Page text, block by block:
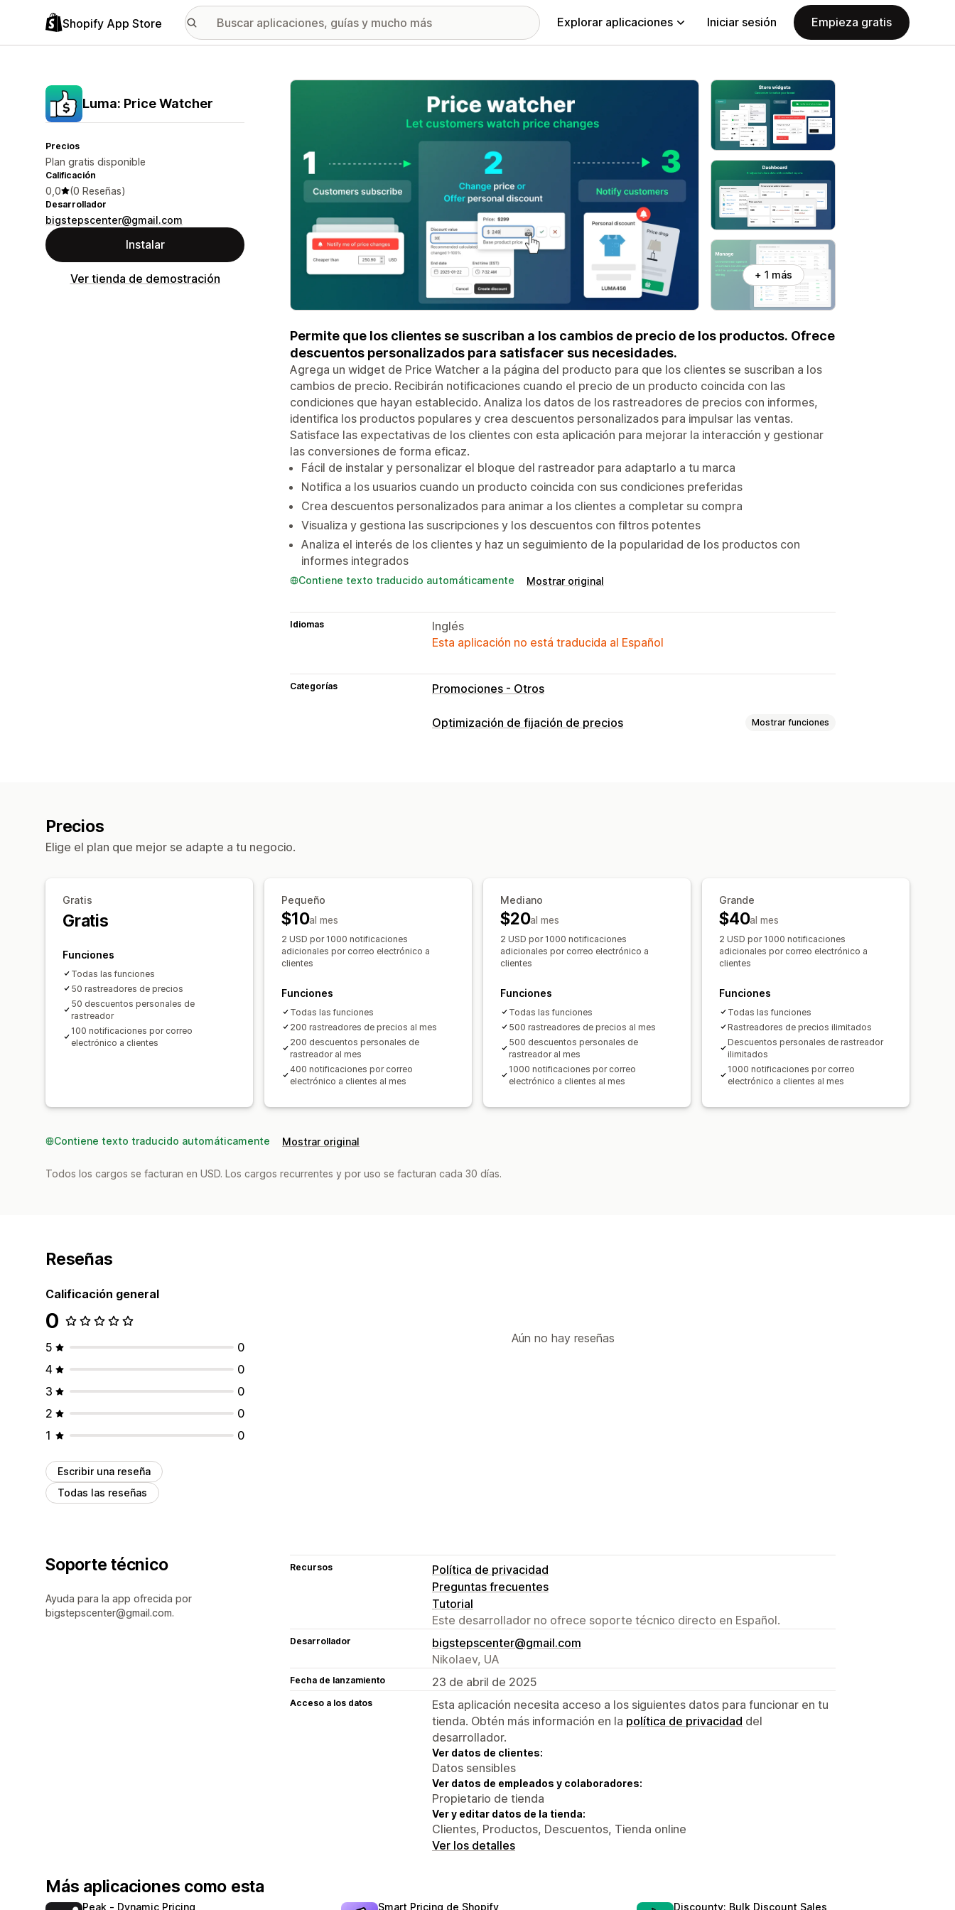
Shopify App Store Explorar aplicaciones Iniciar sesión Empieza gratis
Luma: Price Watcher
Precios
Plan gratis disponible
Calificación
0,0 (0 Reseñas)
Desarrollador
bigstepscenter@gmail.com
Instalar
Ver tienda de demostración
Galería de imágenes destacadas
+ 1 más
Permite que los clientes se suscriban a los cambios de precio de los productos. Ofrece
descuentos personalizados para satisfacer sus necesidades.
Agrega un widget de Price Watcher a la página del producto para que los clientes se suscriban a los
cambios de precio. Recibirán notificaciones cuando el precio de un producto coincida con las
condiciones que hayan establecido. Analiza los datos de los rastreadores de precios con informes,
identifica los productos populares y crea descuentos personalizados para impulsar las ventas.
Satisface las expectativas de los clientes con esta aplicación para mejorar la interacción y gestionar
las conversiones de forma eficaz.
Fácil de instalar y personalizar el bloque del rastreador para adaptarlo a tu marca
Notifica a los usuarios cuando un producto coincida con sus condiciones preferidas
Crea descuentos personalizados para animar a los clientes a completar su compra
Visualiza y gestiona las suscripciones y los descuentos con filtros potentes
Analiza el interés de los clientes y haz un seguimiento de la popularidad de los productos con
informes integrados
Contiene texto traducido automáticamente Mostrar original
Idiomas
Inglés
Esta aplicación no está traducida al Español
Categorías Promociones - Otros
Optimización de fijación de precios Mostrar funciones
Precios
Elige el plan que mejor se adapte a tu negocio.
Gratis
Gratis
Funciones
Todas las funciones
50 rastreadores de precios
50 descuentos personales de
rastreador
100 notificaciones por correo
electrónico a clientes
Pequeño
$10al mes
2 USD por 1000 notificaciones
adicionales por correo electrónico a
clientes
Funciones
Todas las funciones
200 rastreadores de precios al mes
200 descuentos personales de
rastreador al mes
400 notificaciones por correo
electrónico a clientes al mes
Mediano
$20al mes
2 USD por 1000 notificaciones
adicionales por correo electrónico a
clientes
Funciones
Todas las funciones
500 rastreadores de precios al mes
500 descuentos personales de
rastreador al mes
1000 notificaciones por correo
electrónico a clientes al mes
Grande
$40al mes
2 USD por 1000 notificaciones
adicionales por correo electrónico a
clientes
Funciones
Todas las funciones
Rastreadores de precios ilimitados
Descuentos personales de rastreador
ilimitados
1000 notificaciones por correo
electrónico a clientes al mes
Contiene texto traducido automáticamente Mostrar original
Todos los cargos se facturan en USD. Los cargos recurrentes y por uso se facturan cada 30 días.
Reseñas
Calificación general
0
5
0
4
0
3
0
2
0
1
0
Escribir una reseña
Todas las reseñas
Aún no hay reseñas
Soporte técnico
Ayuda para la app ofrecida por
bigstepscenter@gmail.com.
Recursos
Política de privacidad
Preguntas frecuentes
Tutorial
Este desarrollador no ofrece soporte técnico directo en Español.
Desarrollador
bigstepscenter@gmail.com
Nikolaev, UA
Fecha de lanzamiento 23 de abril de 2025
Acceso a los datos
Esta aplicación necesita acceso a los siguientes datos para funcionar en tu
tienda. Obtén más información en la política de privacidad del
desarrollador.
Ver datos de clientes:
Datos sensibles
Ver datos de empleados y colaboradores:
Propietario de tienda
Ver y editar datos de la tienda:
Clientes, Productos, Descuentos, Tienda online
Ver los detalles
Más aplicaciones como esta
Peak ‑ Dynamic Pricing Smart Pricing de Shopify Discounty: Bulk Discount Sales